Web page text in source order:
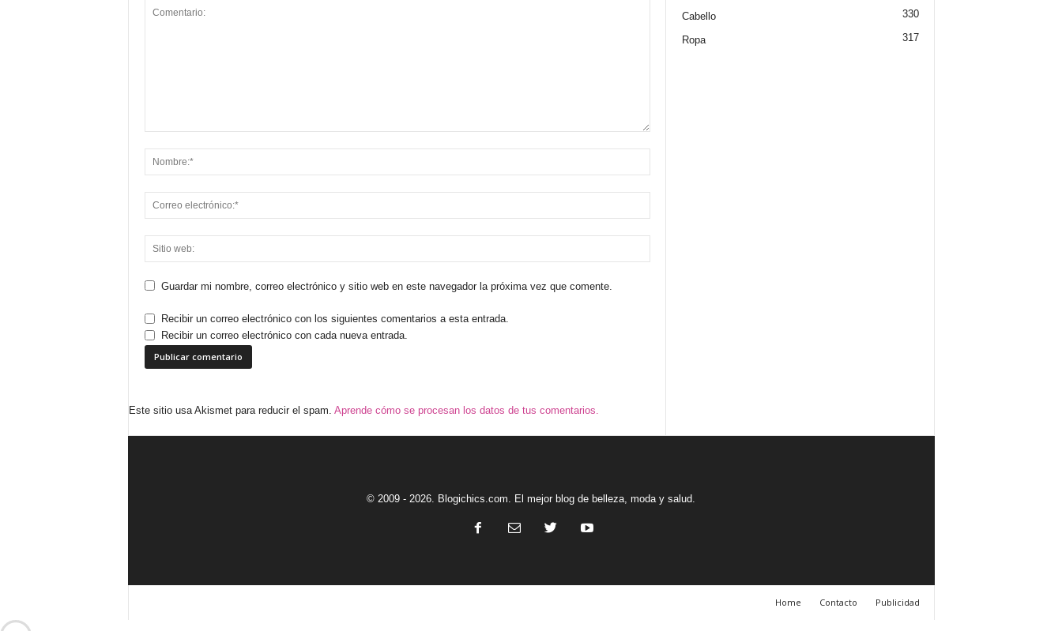
Guardar mi nombre, correo electrónico y sitio web en este navegador la próxima vez que comente.
Recibir un correo electrónico con los siguientes comentarios a esta entrada.
Recibir un correo electrónico con cada nueva entrada.
Este sitio usa Akismet para reducir el spam. Aprende cómo se procesan los datos de tus comentarios.
Cabello 330
Ropa 317
© 2009 - 2026. Blogichics.com. El mejor blog de belleza, moda y salud.
Home Contacto Publicidad